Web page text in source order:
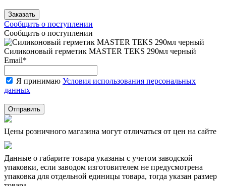
Заказать
Сообщить о поступлении
Сообщить о поступлении
Силиконовый герметик MASTER TEKS 290мл черный
Email*
Я принимаю Условия использования персональных
данных
Отправить
Цены розничного магазина могут отличаться от цен на сайте
Данные о габарите товара указаны с учетом заводской
упаковки, если заводом изготовителем не предусмотрена
упаковка для отдельной единицы товара, тогда указан размер